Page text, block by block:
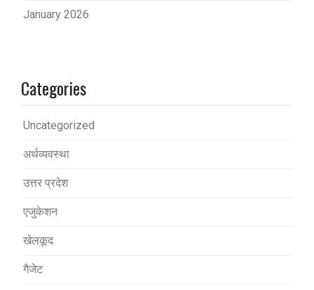
January 2026
Categories
Uncategorized
अर्थव्यवस्था
उत्तर प्रदेश
एजुकेशन
खेलकूद
गैजेट